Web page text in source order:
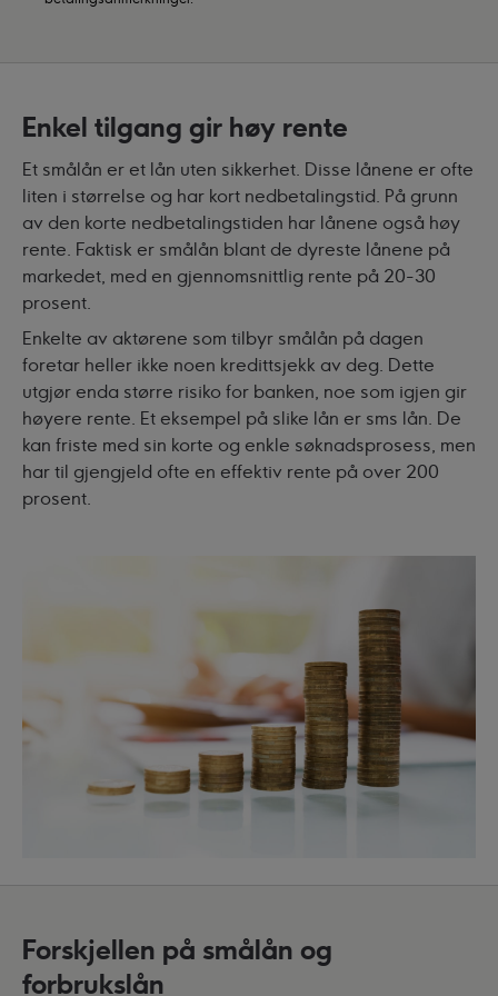
Enkel tilgang gir høy rente
Et smålån er et lån uten sikkerhet. Disse lånene er ofte
liten i størrelse og har kort nedbetalingstid. På grunn
av den korte nedbetalingstiden har lånene også høy
rente. Faktisk er smålån blant de dyreste lånene på
markedet, med en gjennomsnittlig rente på 20-30
prosent.
Enkelte av aktørene som tilbyr smålån på dagen
foretar heller ikke noen kredittsjekk av deg. Dette
utgjør enda større risiko for banken, noe som igjen gir
høyere rente. Et eksempel på slike lån er sms lån. De
kan friste med sin korte og enkle søknadsprosess, men
har til gjengjeld ofte en effektiv rente på over 200
prosent.
Forskjellen på smålån og
forbrukslån